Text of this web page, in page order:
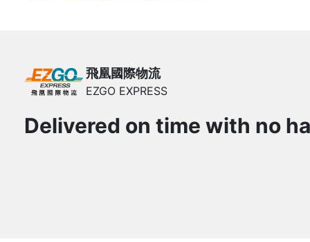
飛凰國際物流
EZGO EXPRESS
Delivered on time with no